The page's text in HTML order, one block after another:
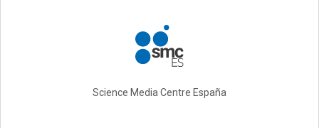
Science Media Centre España